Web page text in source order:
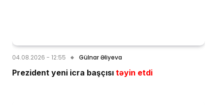
04.08.2026 - 12:55 Gülnar Əliyeva
Prezident yeni icra başçısı təyin etdi